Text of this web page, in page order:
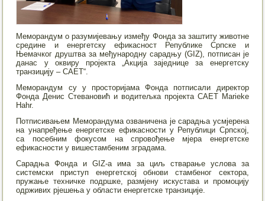
Меморандум о разумијевању између Фонда за заштиту животне
средине и енергетску ефикасност Републике Српске и
Њемачког друштва за међународну сарадњу (GIZ), потписан је
данас у оквиру пројекта „Акција заједнице за енергетску
транзицију – CAET“.
Меморандум су у просторијама Фонда потписали директор
Фонда Денис Стевановић и водитељка пројекта CAET Marieke
Hahr.
Потписивањем Меморандума озваничена је сарадња усмјерена
на унапређење енергетске ефикасности у Републици Српској,
са посебним фокусом на спровођење мјера енергетске
ефикасности у вишестамбеним зградама.
Сарадња Фонда и GIZ-а има за циљ стварање услова за
системски приступ енергетској обнови стамбеног сектора,
пружање техничке подршке, размјену искустава и промоцију
одрживих рјешења у области енергетске транзиције.